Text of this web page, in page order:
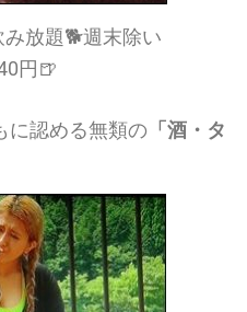
放題🐕週末除い
円🍺
に認める無類の 「酒・タ